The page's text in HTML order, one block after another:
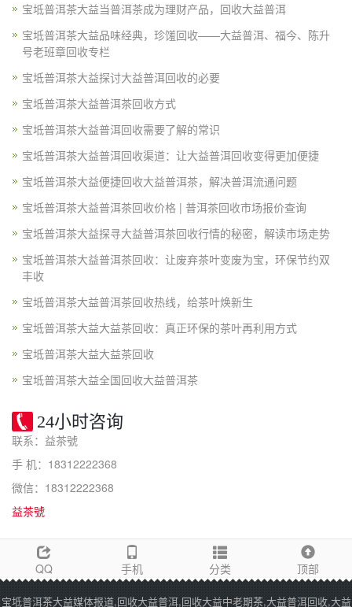
宝坻普洱茶大益当普洱茶成为理财产品，回收大益普洱
宝坻普洱茶大益品味经典，珍馐回收——大益普洱、福今、陈升
号老班章回收专栏
宝坻普洱茶大益探讨大益普洱回收的必要
宝坻普洱茶大益普洱茶回收方式
宝坻普洱茶大益普洱回收需要了解的常识
宝坻普洱茶大益普洱回收渠道：让大益普洱回收变得更加便捷
宝坻普洱茶大益便捷回收大益普洱茶，解决普洱流通问题
宝坻普洱茶大益普洱茶回收价格 | 普洱茶回收市场报价查询
宝坻普洱茶大益探寻大益普洱茶回收行情的秘密，解读市场走势
宝坻普洱茶大益普洱茶回收：让废弃茶叶变废为宝，环保节约双
丰收
宝坻普洱茶大益普洱茶回收热线，给茶叶焕新生
宝坻普洱茶大益大益茶回收：真正环保的茶叶再利用方式
宝坻普洱茶大益大益茶回收
宝坻普洱茶大益全国回收大益普洱茶
24小时咨询
联系：益茶號
手 机：18312222368
微信：18312222368
益茶號
QQ 手机 分类 顶部
宝坻普洱茶大益媒体报道,回收大益普洱,回收大益中老期茶,大益普洱回收,大益